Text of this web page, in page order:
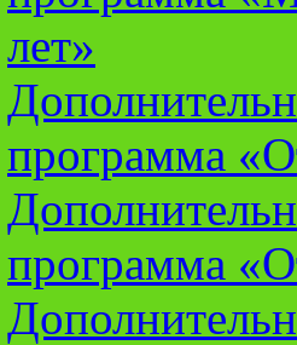
лет»
программа
программа